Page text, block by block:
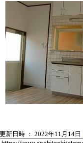
更新日時 ： 2022年11月14日